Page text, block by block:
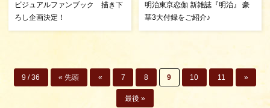
ビジュアルファンブック 描き下
ろし企画決定！
明治東亰恋伽 新雑誌『明治』 豪
華3大付録をご紹介♪
9 / 36 « 先頭 « 7 8 9 10 11 »
最後 »